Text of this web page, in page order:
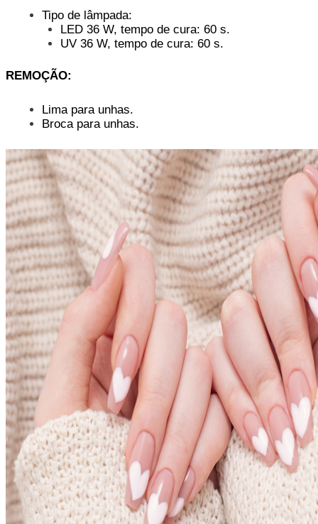
Tipo de lâmpada:
LED 36 W, tempo de cura: 60 s.
UV 36 W, tempo de cura: 60 s.
REMOÇÃO:
Lima para unhas.
Broca para unhas.